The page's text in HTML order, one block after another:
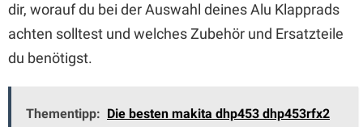
dir, worauf du bei der Auswahl deines Alu Klapprads
achten solltest und welches Zubehör und Ersatzteile
du benötigst.
Thementipp: Die besten makita dhp453 dhp453rfx2